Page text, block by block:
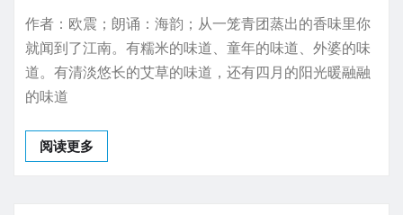
作者：欧震；朗诵：海韵；从一笼青团蒸出的香味里你
就闻到了江南。有糯米的味道、童年的味道、外婆的味
道。有清淡悠长的艾草的味道，还有四月的阳光暖融融
的味道
阅读更多